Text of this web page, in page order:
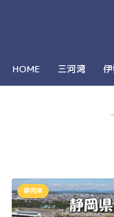
HOME 三河湾
静岡県